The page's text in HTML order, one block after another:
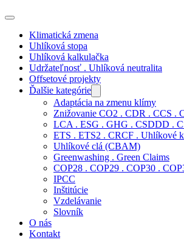
Klimatická zmena
Uhlíková stopa
Uhlíková kalkulačka
Udržateľnosť . Uhlíková neutralita
Offsetové projekty
Ďalšie kategórie
Adaptácia na zmenu klímy
Znižovanie CO2 . CDR . CCS .
LCA . ESG . GHG . CSDDD .
ETS . ETS2 . CRCF . Uhlíkové
Uhlíkové clá (CBAM)
Greenwashing . Green Claims
COP28 . COP29 . COP30 .
IPCC
Inštitúcie
Vzdelávanie
Slovník
O nás
Kontakt